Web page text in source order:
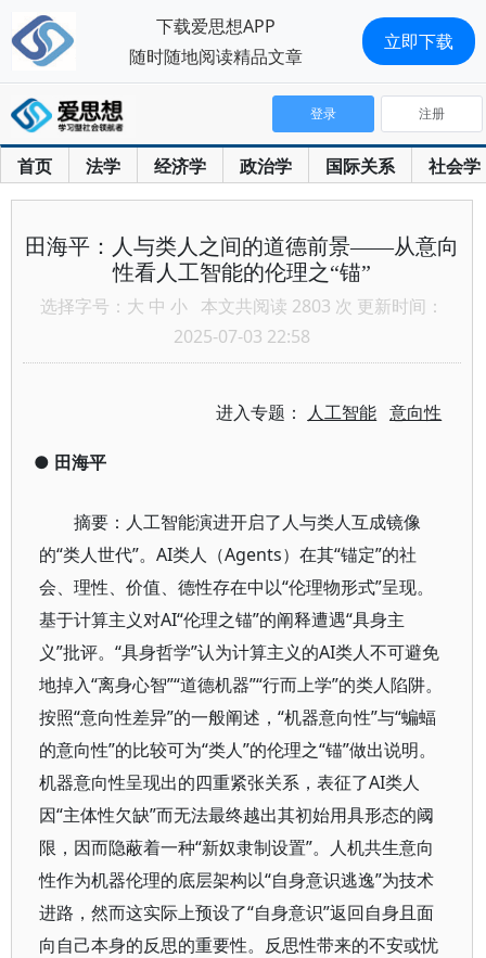
首页 法学 经济学 政治学 国际关系 社会学
登录 注册
田海平：人与类人之间的道德前景——从意向
性看人工智能的伦理之“锚”
选择字号： 大 中 小 本文共阅读 2803 次 更新时间：
2025-07-03 22:58
进入专题： 人工智能 意向性
● 田海平
摘要：人工智能演进开启了人与类人互成镜像
的“类人世代”。AI类人（Agents）在其“锚定”的社
会、理性、价值、德性存在中以“伦理物形式”呈现。
基于计算主义对AI“伦理之锚”的阐释遭遇“具身主
义”批评。“具身哲学”认为计算主义的AI类人不可避免
地掉入“离身心智”“道德机器”“行而上学”的类人陷阱。
按照“意向性差异”的一般阐述，“机器意向性”与“蝙蝠
的意向性”的比较可为“类人”的伦理之“锚”做出说明。
机器意向性呈现出的四重紧张关系，表征了AI类人
因“主体性欠缺”而无法最终越出其初始用具形态的阈
限，因而隐蔽着一种“新奴隶制设置”。人机共生意向
性作为机器伦理的底层架构以“自身意识逃逸”为技术
进路，然而这实际上预设了“自身意识”返回自身且面
向自己本身的反思的重要性。反思性带来的不安或忧
下载爱思想APP
随时随地阅读精品文章
立即下载